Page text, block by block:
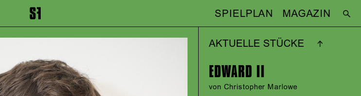
Zum Footer springen SPIELPLAN MAGAZIN
AKTUELLE STÜCKE
EDWARD II
von Christopher Marlowe